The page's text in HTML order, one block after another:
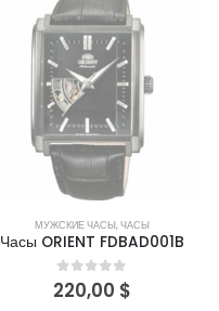
НЕТ В НАЛИЧИИ
МУЖСКИЕ ЧАСЫ,ЧАСЫ
Часы ORIENT FDBAD001B
0out of 5
220,00 $